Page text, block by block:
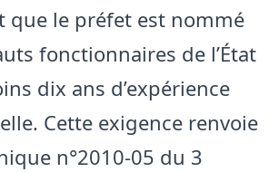
que le préfet est nommé
fonctionnaires de l’État
dix ans d’expérience
Cette exigence renvoie
n°2010-05 du 3